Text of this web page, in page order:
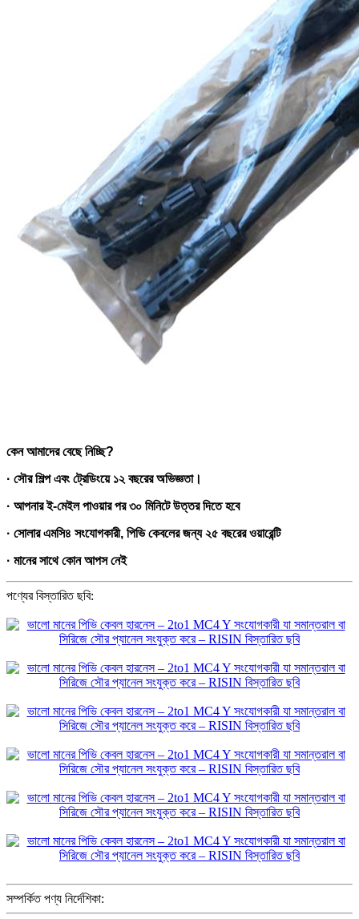
কেন আমাদের বেছে নিচ্ছি?
· সৌর শিল্প এবং ট্রেডিংয়ে ১২ বছরের অভিজ্ঞতা।
· আপনার ই-মেইল পাওয়ার পর ৩০ মিনিটে উত্তর দিতে হবে
· সোলার এমসি৪ সংযোগকারী, পিভি কেবলের জন্য ২৫ বছরের ওয়ারেন্টি
· মানের সাথে কোন আপস নেই
পণ্যের বিস্তারিত ছবি:
সম্পর্কিত পণ্য নির্দেশিকা: